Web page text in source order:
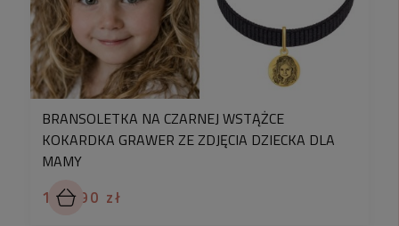
✅Już po rozpakowaniu paczki zauważysz
najwyższą jakość bransoletki dzięki czemu nie
będziesz mogła się doczekać żeby ją założyć.
✅Nie zapomnieliśmy o modnym designie, co
pozwoli Ci na uzupełnienie swojej stylizacji o
dodatek wpisujący się w aktualnie trendy!
Możesz wykorzystać to, że profesjonalnie
zapakowaliśmy ten model dzięki czemu możesz
podarować go jako prezent bliskiej osobie.
BRANSOLETKA NA CZARNEJ WSTĄŻCE
KOKARDKA GRAWER ZE ZDJĘCIA DZIECKA DLA
MAMY
139,90 zł